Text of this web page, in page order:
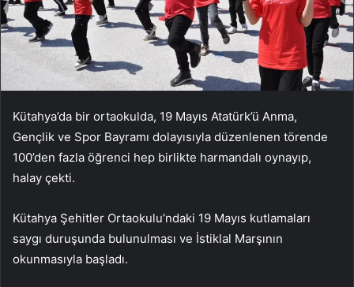
Kütahya’da bir ortaokulda, 19 Mayıs Atatürk’ü Anma,
Gençlik ve Spor Bayramı dolayısıyla düzenlenen törende
100’den fazla öğrenci hep birlikte harmandalı oynayıp,
halay çekti.
Kütahya Şehitler Ortaokulu’ndaki 19 Mayıs kutlamaları
saygı duruşunda bulunulması ve İstiklal Marşının
okunmasıyla başladı.